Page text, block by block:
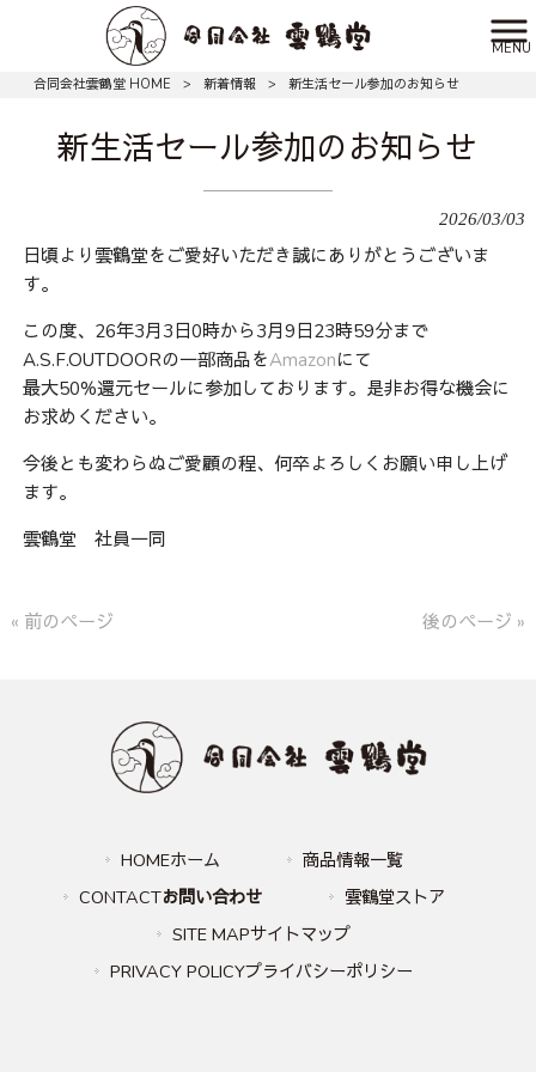
MENU
合同会社雲鶴堂 HOME > 新着情報 > 新生活セール参加のお知らせ
新生活セール参加のお知らせ
2026/03/03
日頃より雲鶴堂をご愛好いただき誠にありがとうございま
す。
この度、26年3月3日0時から3月9日23時59分まで
A.S.F.OUTDOORの一部商品をAmazonにて
最大50%還元セールに参加しております。是非お得な機会に
お求めください。
今後とも変わらぬご愛顧の程、何卒よろしくお願い申し上げ
ます。
雲鶴堂 社員一同
« 前のページ 後のページ »
HOMEホーム
商品情報一覧
CONTACTお問い合わせ
雲鶴堂ストア
SITE MAPサイトマップ
PRIVACY POLICYプライバシーポリシー